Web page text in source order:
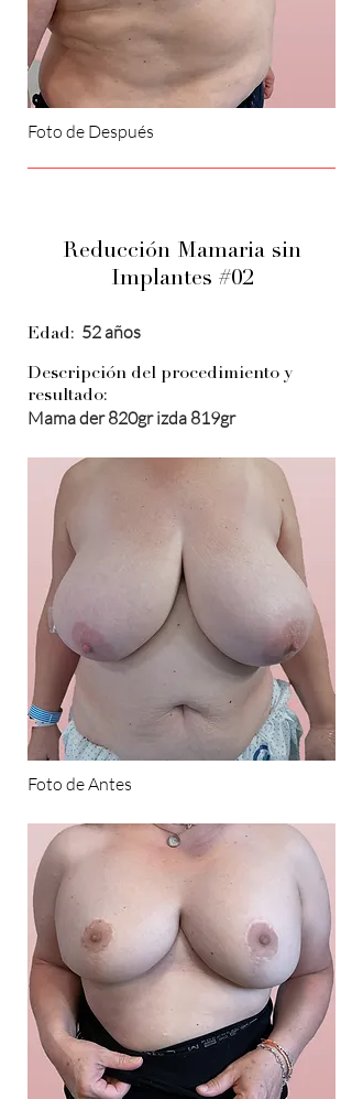
Foto de Después
Reducción Mamaria sin
Implantes #02
Edad: 52 años
Descripción del procedimiento y
resultado:
Mama der 820gr izda 819gr
Foto de Antes